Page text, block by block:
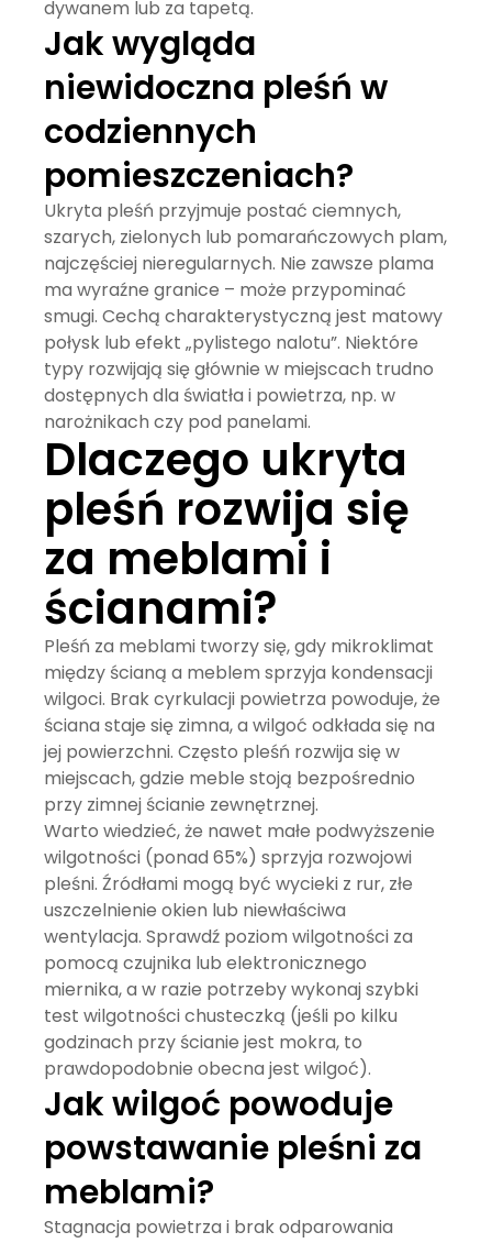
dywanem lub za tapetą.
Jak wygląda
niewidoczna pleśń w
codziennych
pomieszczeniach?
Ukryta pleśń przyjmuje postać ciemnych,
szarych, zielonych lub pomarańczowych plam,
najczęściej nieregularnych. Nie zawsze plama
ma wyraźne granice – może przypominać
smugi. Cechą charakterystyczną jest matowy
połysk lub efekt „pylistego nalotu”. Niektóre
typy rozwijają się głównie w miejscach trudno
dostępnych dla światła i powietrza, np. w
narożnikach czy pod panelami.
Dlaczego ukryta
pleśń rozwija się
za meblami i
ścianami?
Pleśń za meblami tworzy się, gdy mikroklimat
między ścianą a meblem sprzyja kondensacji
wilgoci. Brak cyrkulacji powietrza powoduje, że
ściana staje się zimna, a wilgoć odkłada się na
jej powierzchni. Często pleśń rozwija się w
miejscach, gdzie meble stoją bezpośrednio
przy zimnej ścianie zewnętrznej.
Warto wiedzieć, że nawet małe podwyższenie
wilgotności (ponad 65%) sprzyja rozwojowi
pleśni. Źródłami mogą być wycieki z rur, złe
uszczelnienie okien lub niewłaściwa
wentylacja. Sprawdź poziom wilgotności za
pomocą czujnika lub elektronicznego
miernika, a w razie potrzeby wykonaj szybki
test wilgotności chusteczką (jeśli po kilku
godzinach przy ścianie jest mokra, to
prawdopodobnie obecna jest wilgoć).
Jak wilgoć powoduje
powstawanie pleśni za
meblami?
Stagnacja powietrza i brak odparowania